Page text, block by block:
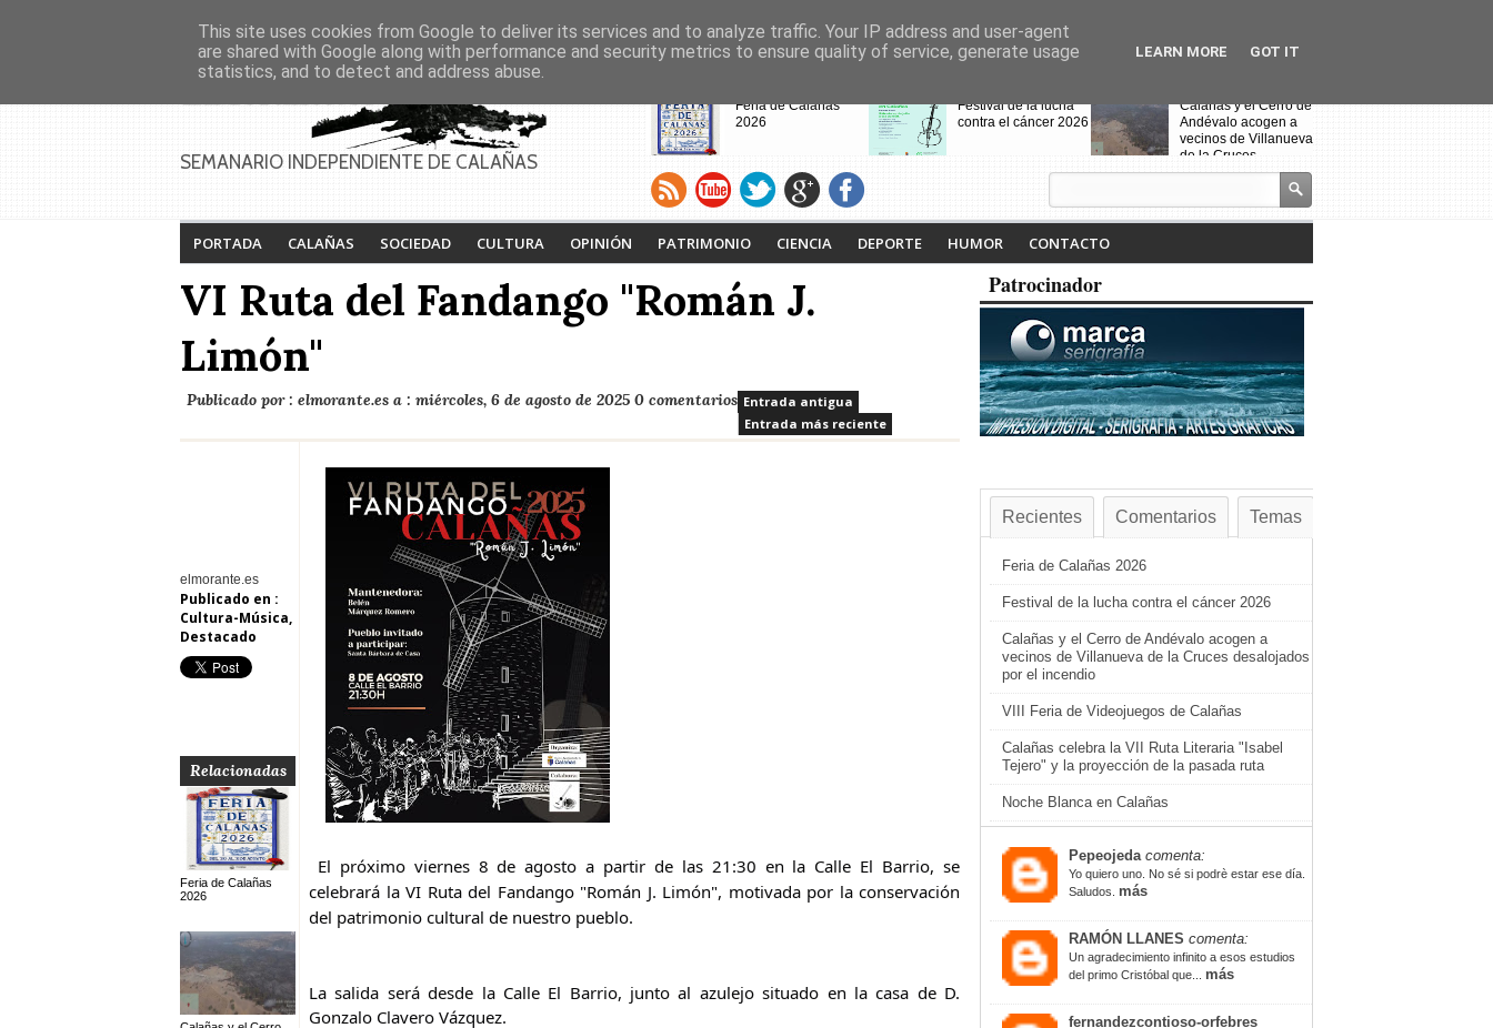
PAGINAS Inicio Contacto Anúnciate
SEMANARIO INDEPENDIENTE DE CALAÑAS
Feria de Calañas
2026
Festival de la lucha
contra el cáncer 2026
Calañas y el Cerro de
Andévalo acogen a
vecinos de Villanueva
de la Cruces
desalojados por el
VIII Feria de
Calañas
Calañas celebra la VII
Tejero" y la
proyección de la
pasada ruta
Noche Blanca en
escuela de baile
PORTADA CALAÑAS SOCIEDAD CULTURA OPINIÓN PATRIMONIO CIENCIA DEPORTE HUMOR CONTACTO
VI Ruta del Fandango "Román J.
Limón"
Publicado por : elmorante.es a : miércoles, 6 de agosto de 2025 0 comentarios Entrada antigua
Entrada más reciente
elmorante.es
Publicado en :
Cultura-Música,
Destacado
Relacionadas
Feria de Calañas
2026
El próximo viernes 8 de agosto a partir de las 21:30 en la Calle El Barrio, se
celebrará la VI Ruta del Fandango "Román J. Limón", motivada por la conservación
del patrimonio cultural de nuestro pueblo.
La salida será desde la Calle El Barrio, junto al azulejo situado en la casa de D.
Gonzalo Clavero Vázquez.
Patrocinador
Recientes Comentarios Temas
Feria de Calañas 2026
Festival de la lucha contra el cáncer 2026
Calañas y el Cerro de Andévalo acogen a
vecinos de Villanueva de la Cruces desalojados
por el incendio
VIII Feria de Videojuegos de Calañas
Calañas celebra la VII Ruta Literaria "Isabel
Tejero" y la proyección de la pasada ruta
Noche Blanca en Calañas
Pepeojeda comenta:
Yo quiero uno. No sé si podrè estar ese día.
Saludos. más
RAMÓN LLANES comenta:
Un agradecimiento infinito a esos estudios
del primo Cristóbal que... más
fernandezcontioso-orfebres
This site uses cookies from Google to deliver its services and to analyze traffic. Your IP address and user-agent
are shared with Google along with performance and security metrics to ensure quality of service, generate usage
statistics, and to detect and address abuse.
LEARN MORE GOT IT